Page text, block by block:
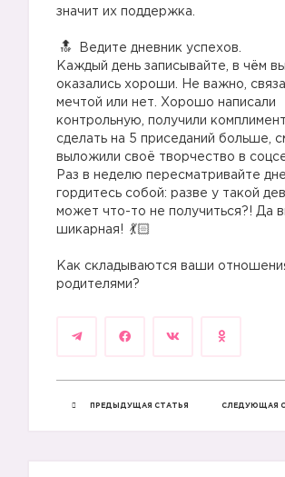
🔝
значит их поддержка.
Ведите дневник успехов.
Каждый день записывайте, в чём
оказались хороши. Не важно,
мечтой или нет. Хорошо написали
контрольную, получили
сделать на 5 приседаний больше,
выложили своё творчество в
Раз в неделю пересматривайте
гордитесь собой: разве у такой
может что-то не получиться?! Да
шикарная!
Как складываются ваши
родителями?
ПРЕДЫДУЩАЯ СТАТЬЯ СЛЕДУЮЩАЯ